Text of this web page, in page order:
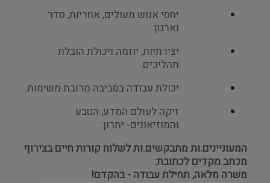
יחסי אנוש מעולים, אחריות, סדר
וארגון.
יצירתיות, יוזמה ויכולת הובלת
תהליכים.
יכולת עבודה בסביבה מרובת משימות.
זיקה לעולם המדע, הטבע
והמוזיאונים- יתרון.
המעוניינים.ות מתבקשים.ות לשלוח קורות חיים בצירוף
מכתב מקדים לכתובת:
משרה מלאה, תחילת עבודה - בהקדם!